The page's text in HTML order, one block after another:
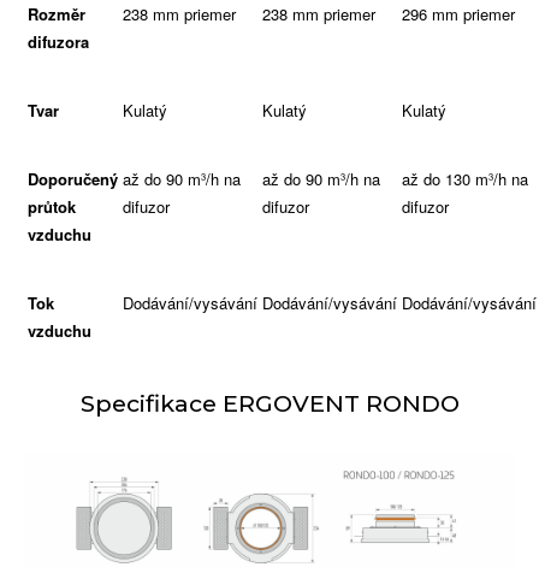
Rozměr
difuzora
238 mm priemer 238 mm priemer 296 mm priemer
Tvar Kulatý Kulatý Kulatý
Doporučený
průtok
vzduchu
až do 90 m3/h na
difuzor
až do 90 m3/h na
difuzor
až do 130 m3/h na
difuzor
Tok
vzduchu
Dodávání/vysávání Dodávání/vysávání Dodávání/vysávání
Specifikace ERGOVENT RONDO